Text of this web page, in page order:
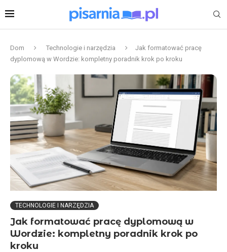
Dom Technologie i narzędzia
Jak formatować pracę
dyplomową w Wordzie: kompletny poradnik krok po kroku
TECHNOLOGIE I NARZĘDZIA
Jak formatować pracę dyplomową w
Wordzie: kompletny poradnik krok po
kroku